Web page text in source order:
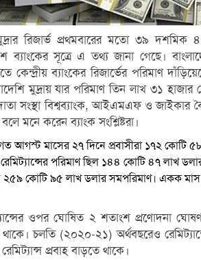
রিজার্ভ প্রথমবারের মতো ৩৯
ব্যাংকের সূত্রে এ তথ্য জানা গেছে।
কেন্দ্রীয় ব্যাংকের রিজার্ভের পরিমাণ
মুদ্রায় যার পরিমাণ তিন লাখ ৩১ হাজার
সংস্থা বিশ্বব্যাংক, আইএমএফ ও জাইকার
মনে করেন ব্যাংক সংশ্লিষ্টরা।
আগস্ট মাসের ২৭ দিনে প্রবাসীরা ১৭২ কোটি
পরিমাণ ছিল ১৪৪ কোটি ৪৭ লাখ
২৫৯ কোটি ৯৫ লাখ ডলার সমপরিমাণ। একক মাস
ওপর ঘোষিত ২ শতাংশ প্রণোদনা
থাকে। চলতি (২০২০-২১) অর্থবছরেও
প্রবাহ বাড়তে থাকে।